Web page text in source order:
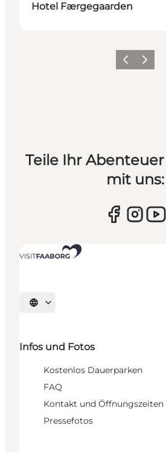
Hotel Færgegaarden
Vorherige
Teile Ihr
mit uns:
Sprache auswählen
Infos und Fotos
Kostenlos Dauerparken
FAQ
Kontakt und Öffnungszeiten
Pressefotos